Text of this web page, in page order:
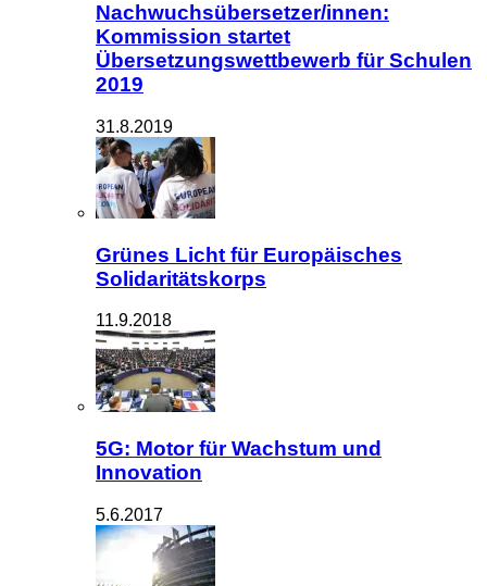
Nachwuchsübersetzer/innen:
Kommission startet
Übersetzungswettbewerb für Schulen
2019
31.8.2019
Grünes Licht für Europäisches
Solidaritätskorps
11.9.2018
5G: Motor für Wachstum und
Innovation
5.6.2017